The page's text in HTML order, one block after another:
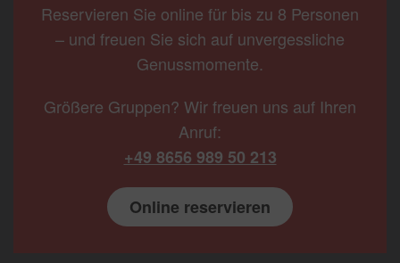
Reservieren Sie online für bis zu 8 Personen
– und freuen Sie sich auf unvergessliche
Genussmomente.
Größere Gruppen? Wir freuen uns auf Ihren
Anruf:
+49 8656 989 50 213
Online reservieren